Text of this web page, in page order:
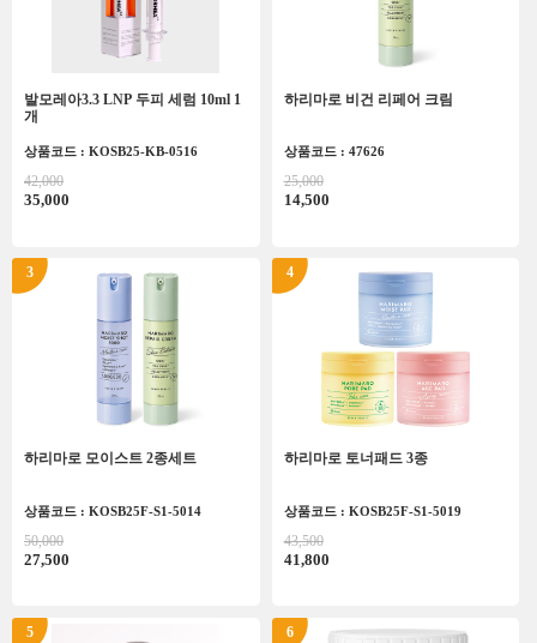
발모레아3.3 LNP 두피 세럼 10ml 1
개
상품코드 : KOSB25-KB-0516
42,000
35,000
하리마로 비건 리페어 크림
상품코드 : 47626
25,000
14,500
3
하리마로 모이스트 2종세트
상품코드 : KOSB25F-S1-5014
50,000
27,500
4
하리마로 토너패드 3종
상품코드 : KOSB25F-S1-5019
43,500
41,800
5 6